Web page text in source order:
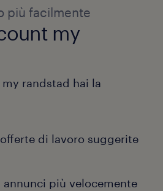
più facilmente
my
randstad hai la
di lavoro suggerite
più velocemente